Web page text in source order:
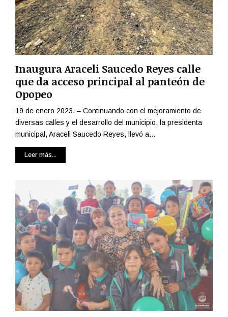
Inaugura Araceli Saucedo Reyes calle
que da acceso principal al panteón de
Opopeo
19 de enero 2023. – Continuando con el mejoramiento de
diversas calles y el desarrollo del municipio, la presidenta
municipal, Araceli Saucedo Reyes, llevó a...
Leer más...